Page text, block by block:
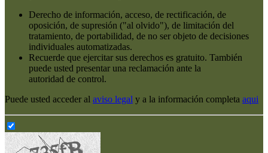
Derecho de información, acceso, de rectificación, de
oposición, de supresión ("al olvido"), de limitación del
tratamiento, de portabilidad, de no ser objeto de decisiones
individuales automatizadas.
Recuerde que ejercitar sus derechos es gratuito. También
puede usted presentar una reclamación ante la
autoridad de control.
Puede usted acceder al aviso legal y a la información completa aqui